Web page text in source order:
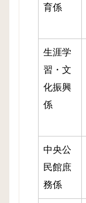
育係
生涯学
習・文
化振興
係
中央公
民館庶
務係